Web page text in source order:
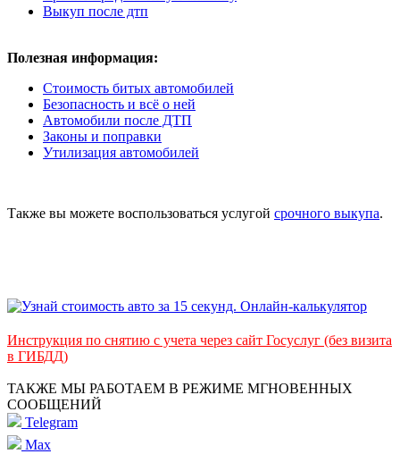
Выкуп после дтп
Полезная информация:
Стоимость битых автомобилей
Безопасность и всё о ней
Автомобили после ДТП
Законы и поправки
Утилизация автомобилей
Также вы можете воспользоваться услугой срочного выкупа.
Инструкция по снятию с учета через сайт Госуслуг (без визита
в ГИБДД)
ТАКЖЕ МЫ РАБОТАЕМ В РЕЖИМЕ МГНОВЕННЫХ
СООБЩЕНИЙ
Telegram
Max